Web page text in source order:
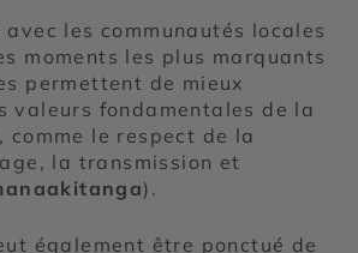
les communautés locales
moments les plus marquants
permettent de mieux
valeurs fondamentales de la
comme le respect de la
la transmission et
).
également être ponctué de